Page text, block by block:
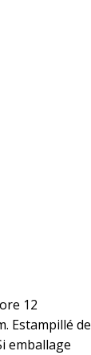
12
Estampillé de
emballage